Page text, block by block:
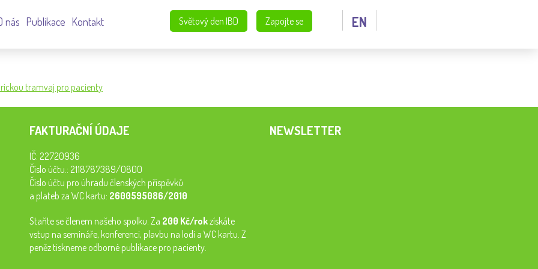
EN
Zapojte se
Světový den IBD
nás Publikace Kontakt
tramvaj pro pacienty
FAKTURAČNÍ ÚDAJE
IČ: 22720936
Číslo účtu.: 2118787389/0800
Číslo účtu pro úhradu členských příspěvků
a plateb za WC kartu: 2600595086/2010
Staňte se členem našeho spolku. Za 200 Kč/rokzískáte
vstup na semináře, konferenci, plavbu na lodi a WC kartu. Z
peněz tiskneme odborné publikace pro pacienty.
NEWSLETTER